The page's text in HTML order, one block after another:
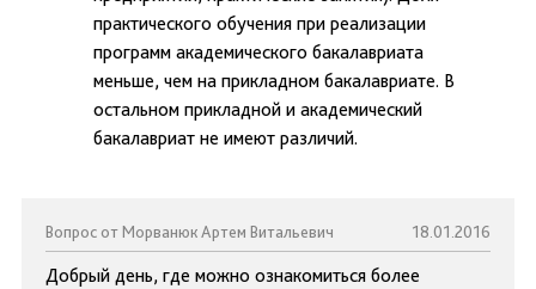
практического обучения при реализации
программ академического бакалавриата
меньше, чем на прикладном бакалавриате. В
остальном прикладной и академический
бакалавриат не имеют различий.
Вопрос от Морванюк Артем Витальевич 18.01.2016
Добрый день, где можно ознакомиться более